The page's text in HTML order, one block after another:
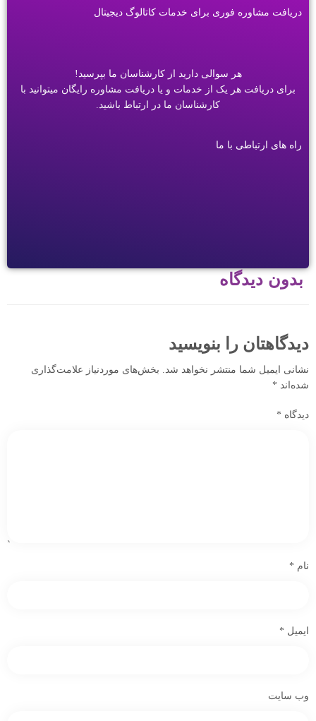
دریافت مشاوره فوری برای خدمات کاتالوگ دیجیتال
هر سوالی دارید از کارشناسان ما بپرسید!
برای دریافت هر یک از خدمات و یا دریافت مشاوره رایگان میتوانید با
کارشناسان ما در ارتباط باشید.
راه های ارتباطی با ما
بدون دیدگاه
دیدگاهتان را بنویسید
نشانی ایمیل شما منتشر نخواهد شد.
بخش‌های موردنیاز علامت‌گذاری
شده‌اند *
دیدگاه *
نام *
ایمیل *
وب‌ سایت